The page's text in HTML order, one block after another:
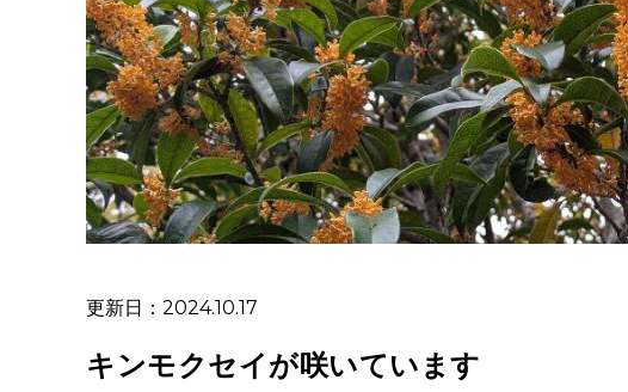
更新日：2024.10.17
キンモクセイが咲いています